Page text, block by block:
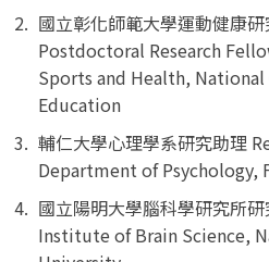
國立彰化師範大學運動健康
Postdoctoral Research
Sports and Health,
Education
輔仁大學心理學系研究助理
Department of Psychology,
國立陽明大學腦科學研究所
Institute of Brain Science,